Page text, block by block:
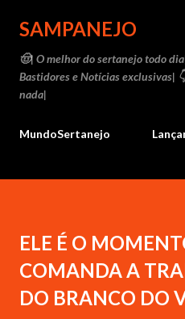
Pular para o
SAMPANEJO
🤠| O melhor do sertanejo todo
Bastidores e Notícias exclusivas|
nada|
MundoSertanejo
ELE É O
COMANDA A
DO BRANCO DO